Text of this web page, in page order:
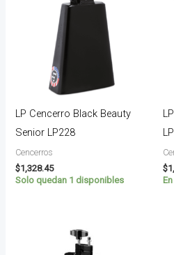
LP Cencerro Black Beauty
Senior LP228
Cencerros
$1,328.45
Solo quedan 1 disponibles
$